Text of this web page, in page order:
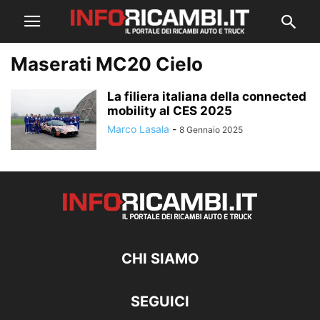
Maserati MC20 Cielo
La filiera italiana della connected
mobility al CES 2025
Marco Lasala - 8 Gennaio 2025
CHI SIAMO
SEGUICI